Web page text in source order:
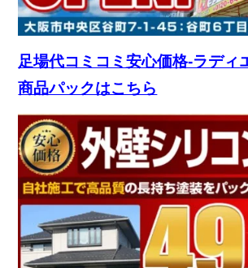
足場代コミコミ安心価格-ラディ
商品パックはこちら